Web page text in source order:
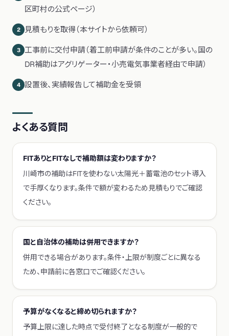
区町村の公式ページ）
2 見積もりを取得（本サイトから依頼可）
3
工事前に交付申請（着工前申請が条件のことが多い。国の
DR補助はアグリゲーター・小売電気事業者経由で申請）
4 設置後、実績報告して補助金を受領
よくある質問
FITありとFITなしで補助額は変わりますか？
川崎市の補助はFITを使わない太陽光＋蓄電池のセット導入
で手厚くなります。条件で額が変わるため見積もりでご確認
ください。
国と自治体の補助は併用できますか？
併用できる場合があります。条件・上限が制度ごとに異なる
ため、申請前に各窓口でご確認ください。
予算がなくなると締め切られますか？
予算上限に達した時点で受付終了となる制度が一般的で